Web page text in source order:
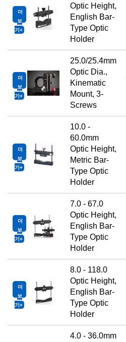
더
보
기
Optic Height,
English Bar-
Type Optic
Holder
더
보
기
25.0/25.4mm
Optic Dia.,
Kinematic
Mount, 3-
Screws
더
보
기
10.0 -
60.0mm
Optic Height,
Metric Bar-
Type Optic
Holder
더
보
기
7.0 - 67.0
Optic Height,
English Bar-
Type Optic
Holder
더
보
기
8.0 - 118.0
Optic Height,
English Bar-
Type Optic
Holder
4.0 - 36.0mm